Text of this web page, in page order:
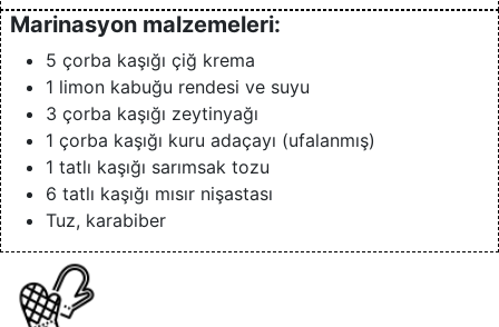
Marinasyon malzemeleri:
5 çorba kaşığı çiğ krema
1 limon kabuğu rendesi ve suyu
3 çorba kaşığı zeytinyağı
1 çorba kaşığı kuru adaçayı (ufalanmış)
1 tatlı kaşığı sarımsak tozu
6 tatlı kaşığı mısır nişastası
Tuz, karabiber